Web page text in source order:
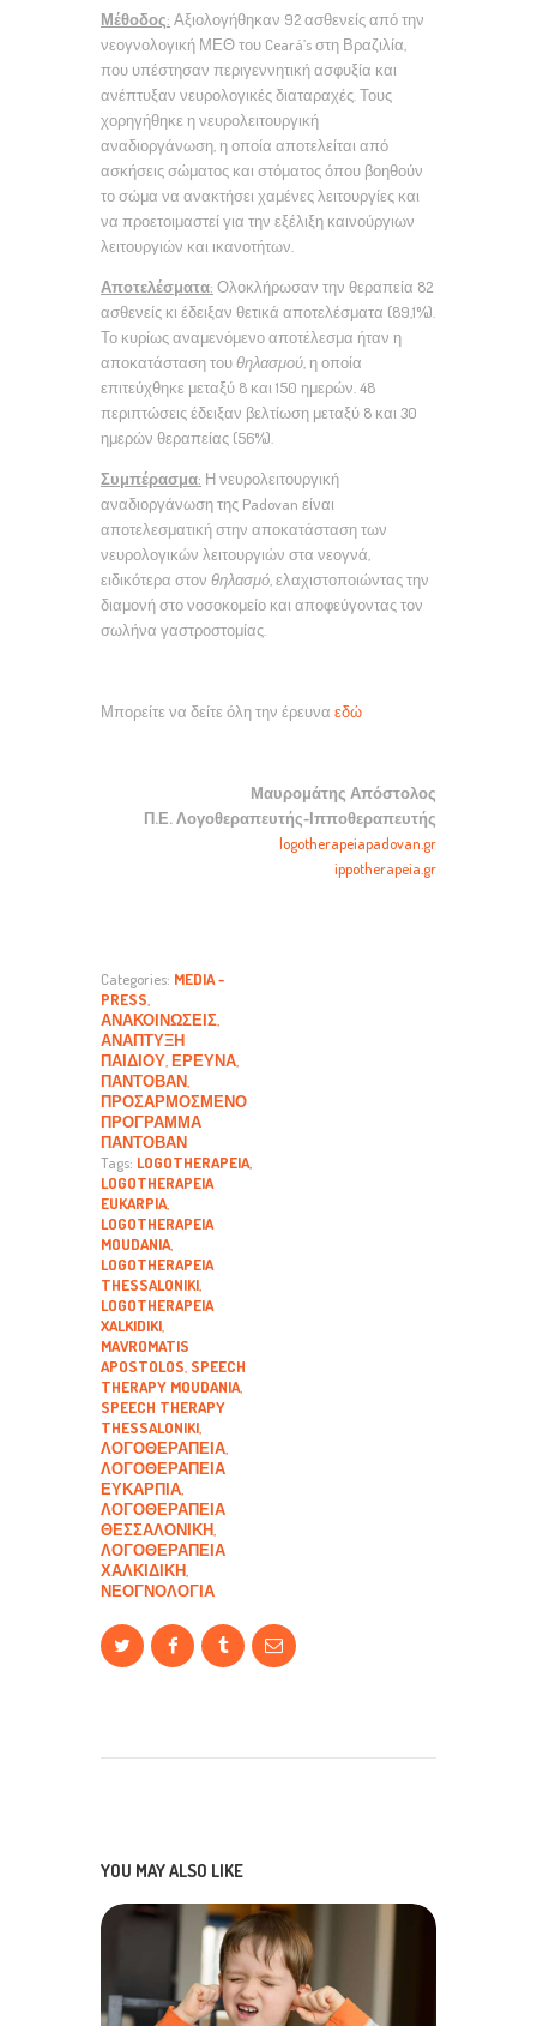
Μέθοδος: Αξιολογήθηκαν 92 ασθενείς από την
νεογνολογική ΜΕΘ του Ceará’s στη Βραζιλία,
που υπέστησαν περιγεννητική ασφυξία και
ανέπτυξαν νευρολογικές διαταραχές. Τους
χορηγήθηκε η νευρολειτουργική
αναδιοργάνωση, η οποία αποτελείται από
ασκήσεις σώματος και στόματος όπου βοηθούν
το σώμα να ανακτήσει χαμένες λειτουργίες και
να προετοιμαστεί για την εξέλιξη καινούργιων
λειτουργιών και ικανοτήτων.
Αποτελέσματα: Ολοκλήρωσαν την θεραπεία 82
ασθενείς κι έδειξαν θετικά αποτελέσματα (89,1%).
Το κυρίως αναμενόμενο αποτέλεσμα ήταν η
αποκατάσταση τουθηλασμού , η οποία
επιτεύχθηκε μεταξύ 8 και 150 ημερών. 48
περιπτώσεις έδειξαν βελτίωση μεταξύ 8 και 30
ημερών θεραπείας (56%).
Συμπέρασμα: Η νευρολειτουργική
αναδιοργάνωση της Padovan είναι
αποτελεσματική στην αποκατάσταση των
νευρολογικών λειτουργιών στα νεογνά,
ειδικότερα στον θηλασμό , ελαχιστοποιώντας την
διαμονή στο νοσοκομείο και αποφεύγοντας τον
σωλήνα γαστροστομίας.
Μπορείτε να δείτε όλη την έρευνα εδώ
Μαυρομάτης Απόστολος
Π.Ε. Λογοθεραπευτής-Ιπποθεραπευτής
logotherapeiapadovan.gr
ippotherapeia.gr
Categories: MEDIA -
PRESS
ΑΝΑΚΟΙΝΏΣΕΙΣ
ΑΝΆΠΤΥΞΗ
ΠΑΙΔΙΟΎ ΈΡΕΥΝΑ
ΠΆΝΤΟΒΑΝ
ΠΡΟΣΑΡΜΟΣΜΈΝΟ
ΠΡΌΓΡΑΜΜΑ
ΠΆΝΤΟΒΑΝ
Tags: LOGOTHERAPEIA,
LOGOTHERAPEIA
EUKARPIA,
LOGOTHERAPEIA
MOUDANIA,
LOGOTHERAPEIA
THESSALONIKI
LOGOTHERAPEIA
XALKIDIKI
MAVROMATIS
APOSTOLOS SPEECH
THERAPY MOUDANIA,
SPEECH THERAPY
THESSALONIKI
ΛΟΓΟΘΕΡΑΠΕΊΑ
ΛΟΓΟΘΕΡΑΠΕΊΑ
ΕΥΚΑΡΠΊΑ
ΛΟΓΟΘΕΡΑΠΕΊΑ
ΘΕΣΣΑΛΟΝΊΚΗ
ΛΟΓΟΘΕΡΑΠΕΊΑ
ΧΑΛΚΙΔΙΚΉ
ΝΕΟΓΝΟΛΟΓΊΑ
YOU MAY ALSO LIKE